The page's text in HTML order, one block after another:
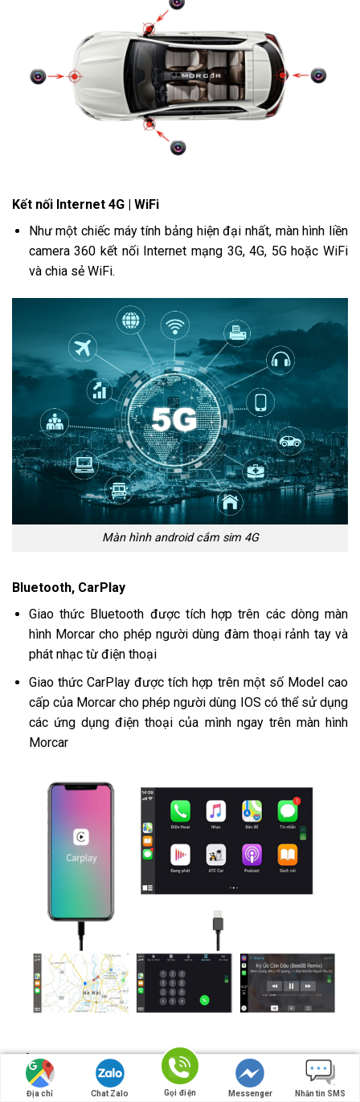
Kết nối Internet 4G | WiFi
Như một chiếc máy tính bảng hiện đại nhất, màn hình liền
camera 360 kết nối Internet mạng 3G, 4G, 5G hoặc WiFi
và chia sẻ WiFi.
Màn hình android cắm sim 4G
Bluetooth, CarPlay
Giao thức Bluetooth được tích hợp trên các dòng màn
hình Morcar cho phép người dùng đàm thoại rảnh tay và
phát nhạc từ điện thoại
Giao thức CarPlay được tích hợp trên một số Model cao
cấp của Morcar cho phép người dùng IOS có thể sử dụng
các ứng dụng điện thoại của mình ngay trên màn hình
Morcar
Giải trí Online, Offline
Giải trí là không giới hạn
Địa chỉ Chat Zalo Gọi điện Messenger Nhắn tin SMS